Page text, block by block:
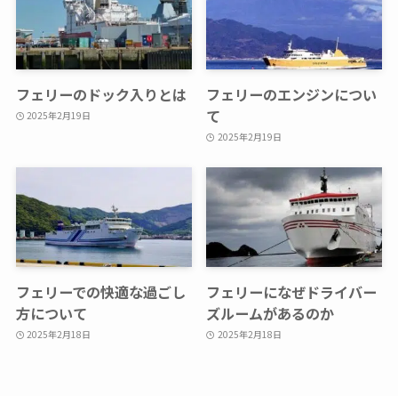
フェリーのドック入りとは
2025年2月19日
フェリーのエンジンについ
て
2025年2月19日
フェリーでの快適な過ごし
方について
2025年2月18日
フェリーになぜドライバー
ズルームがあるのか
2025年2月18日